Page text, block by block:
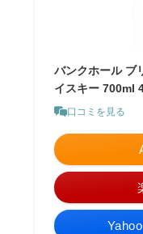
バンクホール ブ
イスキー 700ml
口コミを見る